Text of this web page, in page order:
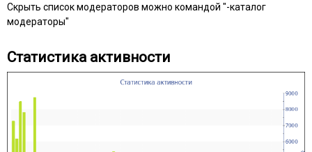
Скрыть список модераторов можно командой "-каталог
модераторы"
Статистика активности